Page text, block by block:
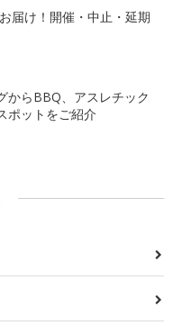
届け！開催・中止・延期
からBBQ、アスレチック
ポットをご紹介